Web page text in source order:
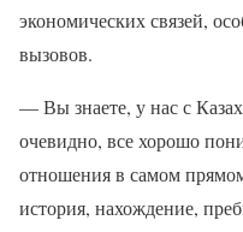
экономических связей,
вызовов.
— Вы знаете, у нас с
очевидно, все хорошо
отношения в самом
история, нахождение,